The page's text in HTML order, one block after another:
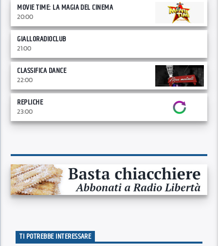
MOVIE TIME: LA MAGIA DEL CINEMA
20:00
GIALLORADIOCLUB
21:00
CLASSIFICA DANCE
22:00
REPLICHE
23:00
TI POTREBBE INTERESSARE